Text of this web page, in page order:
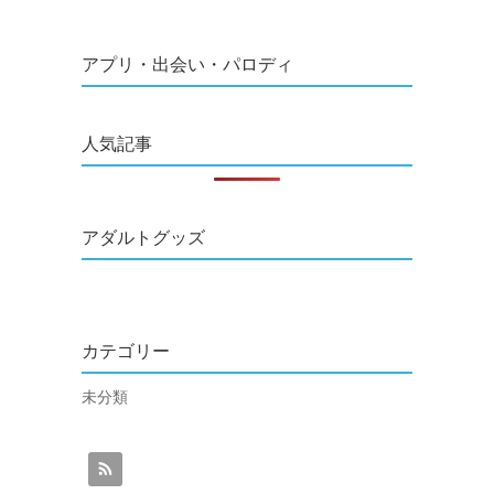
アプリ・出会い・パロディ
人気記事
アダルトグッズ
カテゴリー
未分類